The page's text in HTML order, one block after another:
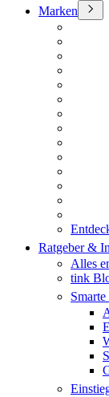
Marken
Ratgeber &
Alles
tink
Smarte